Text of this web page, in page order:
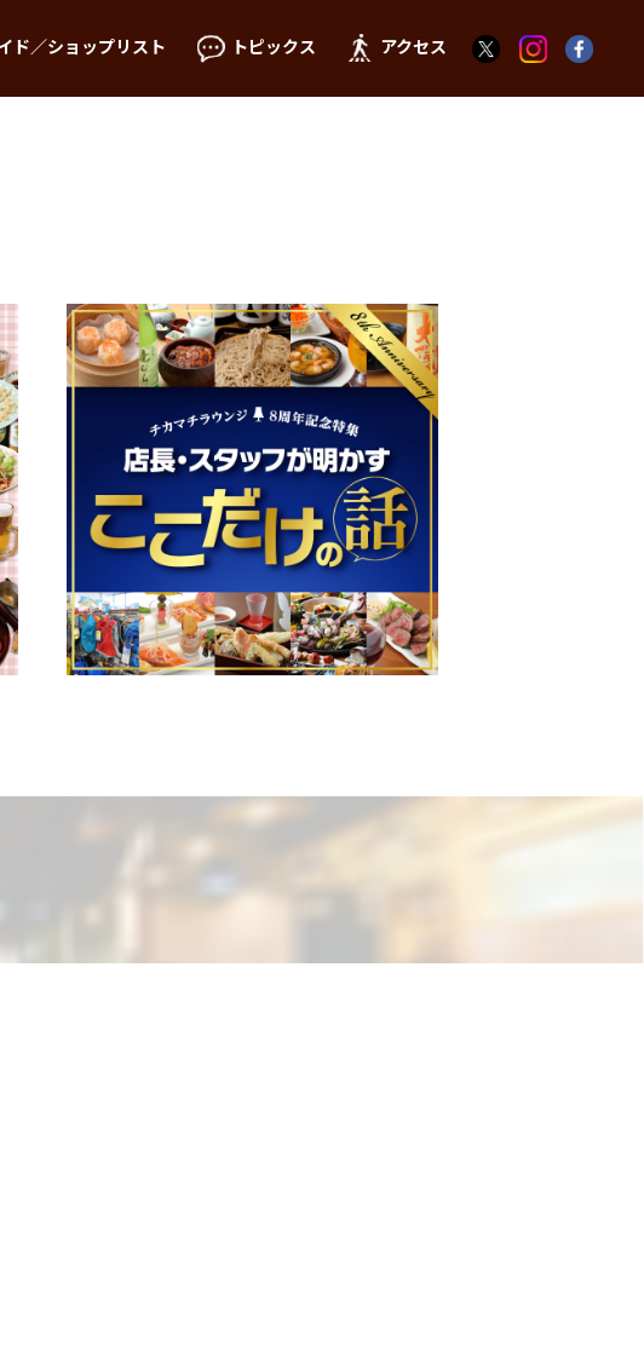
ド／ショップリスト トピックス アクセス